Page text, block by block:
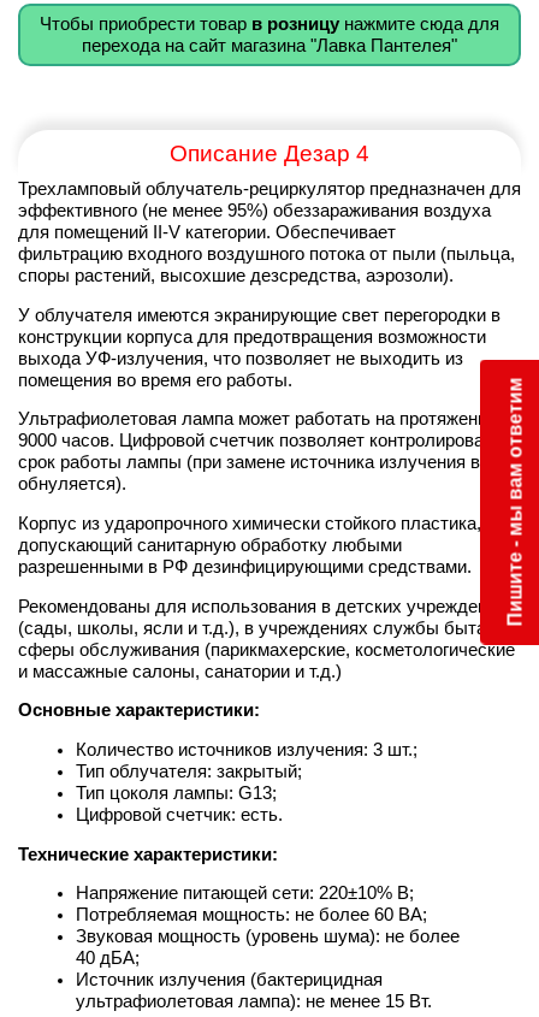
Чтобы приобрести товар в розницу нажмите сюда для
перехода на сайт магазина "Лавка Пантелея"
Описание Дезар 4
Трехламповый облучатель-рециркулятор предназначен для
эффективного (не менее 95%) обеззараживания воздуха
для помещений II-V категории. Обеспечивает
фильтрацию входного воздушного потока от пыли (пыльца,
споры растений, высохшие дезсредства, аэрозоли).
У облучателя имеются экранирующие свет перегородки в
конструкции корпуса для предотвращения возможности
выхода УФ-излучения, что позволяет не выходить из
помещения во время его работы.
Ультрафиолетовая лампа может работать на протяжении
9000 часов. Цифровой счетчик позволяет контролировать
срок работы лампы (при замене источника излучения время
обнуляется).
Корпус из ударопрочного химически стойкого пластика,
допускающий санитарную обработку любыми
разрешенными в РФ дезинфицирующими средствами.
Рекомендованы для использования в детских учреждениях
(сады, школы, ясли и т.д.), в учреждениях службы быта и
сферы обслуживания (парикмахерские, косметологические
и массажные салоны, санатории и т.д.)
Основные характеристики:
Количество источников излучения: 3 шт.;
Тип облучателя: закрытый;
Тип цоколя лампы: G13;
Цифровой счетчик: есть.
Технические характеристики:
Напряжение питающей сети: 220±10% В;
Потребляемая мощность: не более 60 ВА;
Звуковая мощность (уровень шума): не более
40 дБА;
Источник излучения (бактерицидная
ультрафиолетовая лампа): не менее 15 Вт.
Пишите - мы вам ответим